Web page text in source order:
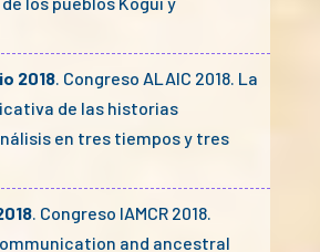
2018. Congreso ALAIC 2018. La
de las historias
en tres tiempos y tres
. Congreso IAMCR 2018.
and ancestral